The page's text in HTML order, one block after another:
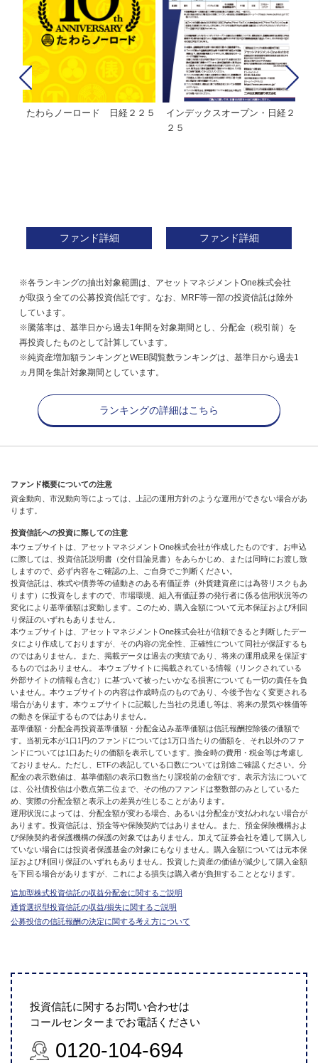
たわらノーロード 日経２２５
ファンド詳細
インデックスオープン・日経２
２５
ファンド詳細
※各ランキングの抽出対象範囲は、アセットマネジメントOne株式会社
が取扱う全ての公募投資信託です。なお、MRF等一部の投資信託は除外
しています。
※騰落率は、基準日から過去1年間を対象期間とし、分配金（税引前）を
再投資したものとして計算しています。
※純資産増加額ランキングとWEB閲覧数ランキングは、基準日から過去1
ヵ月間を集計対象期間としています。
ランキングの詳細はこちら
ファンド概要についての注意
資金動向、市況動向等によっては、上記の運用方針のような運用ができない場合があ
ります。
投資信託への投資に際しての注意
本ウェブサイトは、アセットマネジメントOne株式会社が作成したものです。お申込
に際しては、投資信託説明書（交付目論見書）をあらかじめ、または同時にお渡し致
しますので、必ず内容をご確認の上、ご自身でご判断ください。
投資信託は、株式や債券等の値動きのある有価証券（外貨建資産には為替リスクもあ
ります）に投資をしますので、市場環境、組入有価証券の発行者に係る信用状況等の
変化により基準価額は変動します。このため、購入金額について元本保証および利回
り保証のいずれもありません。
本ウェブサイトは、アセットマネジメントOne株式会社が信頼できると判断したデー
タにより作成しておりますが、その内容の完全性、正確性について同社が保証するも
のではありません。また、掲載データは過去の実績であり、将来の運用成果を保証す
るものではありません。 本ウェブサイトに掲載されている情報（リンクされている
外部サイトの情報も含む）に基づいて被ったいかなる損害についても一切の責任を負
いません。本ウェブサイトの内容は作成時点のものであり、今後予告なく変更される
場合があります。本ウェブサイトに記載した当社の見通し等は、将来の景気や株価等
の動きを保証するものではありません。
基準価額・分配金再投資基準価額・分配金込み基準価額は信託報酬控除後の価額で
す。当初元本が1口1円のファンドについては1万口当たりの価額を、それ以外のファ
ンドについては1口あたりの価額を表示しています。換金時の費用・税金等は考慮し
ておりません。ただし、ETFの表記している口数については別途ご確認ください。分
配金の表示数値は、基準価額の表示口数当たり課税前の金額です。表示方法について
は、公社債投信は小数点第二位まで、その他のファンドは整数部のみとしているた
め、実際の分配金額と表示上の差異が生じることがあります。
運用状況によっては、分配金額が変わる場合、あるいは分配金が支払われない場合が
あります。投資信託は、預金等や保険契約ではありません。また、預金保険機構およ
び保険契約者保護機構の保護の対象ではありません。加えて証券会社を通して購入し
ていない場合には投資者保護基金の対象にもなりません。購入金額については元本保
証および利回り保証のいずれもありません。投資した資産の価値が減少して購入金額
を下回る場合がありますが、これによる損失は購入者が負担することとなります。
追加型株式投資信託の収益分配金に関するご説明
通貨選択型投資信託の収益/損失に関するご説明
公募投信の信託報酬の決定に関する考え方について
投資信託に関するお問い合わせは
コールセンターまでお電話ください
0120-104-694